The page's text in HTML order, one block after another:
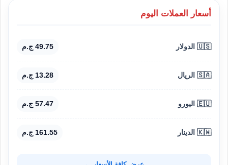
أسعار العملات اليوم
🇺🇸 الدولار 49.75 ج.م
🇸🇦 الريال 13.28 ج.م
🇪🇺 اليورو 57.47 ج.م
🇰🇼 الدينار 161.55 ج.م